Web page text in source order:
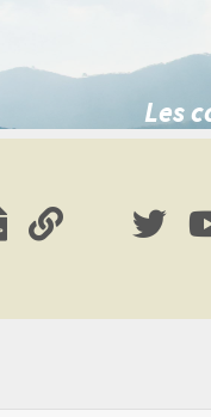
Les